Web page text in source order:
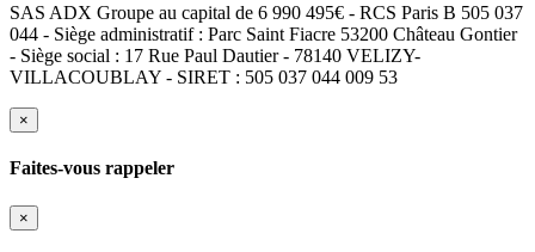
SAS ADX Groupe au capital de 6 990 495€ - RCS Paris B 505 037
044 - Siège administratif : Parc Saint Fiacre 53200 Château Gontier
- Siège social : 17 Rue Paul Dautier - 78140 VELIZY-
VILLACOUBLAY - SIRET : 505 037 044 009 53
×
Faites-vous rappeler
×